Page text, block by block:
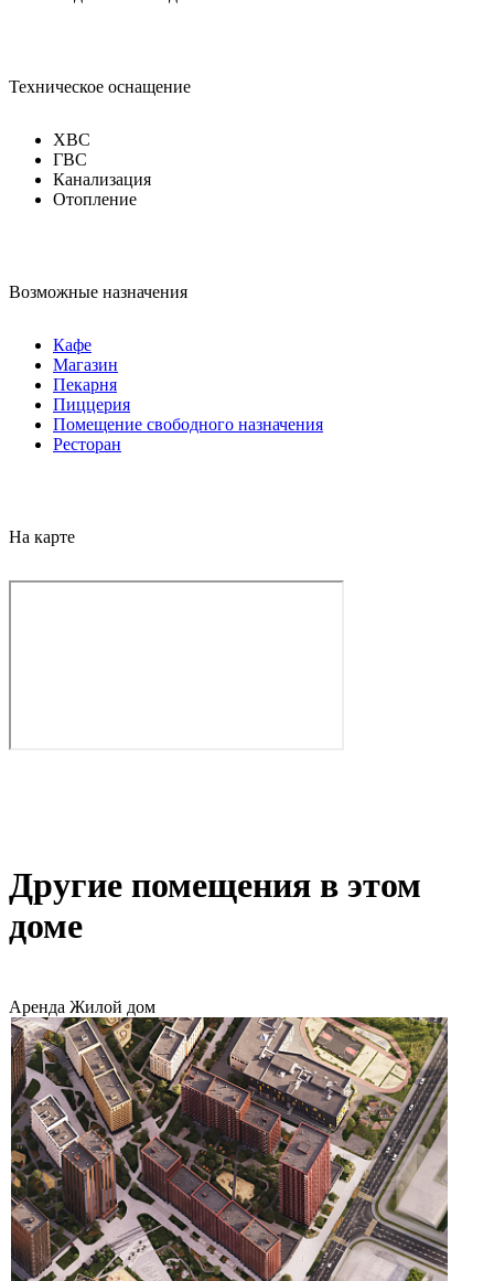
Техническое оснащение
ХВС
ГВС
Канализация
Отопление
Возможные назначения
Кафе
Магазин
Пекарня
Пиццерия
Помещение свободного назначения
Ресторан
На карте
Другие помещения в этом
доме
Аренда Жилой дом